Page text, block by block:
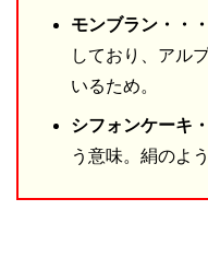
モンブラン・・・
しており、アル
いるため。
シフォンケーキ
う意味。絹のよ